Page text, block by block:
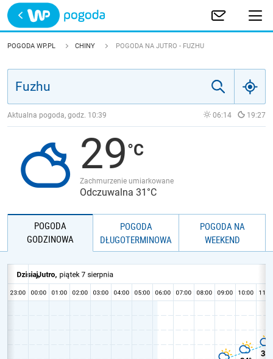
Trwa ładowanie
POLSKA
JAKOŚĆ POWIETRZA
POGODA WP.PL CHINY POGODA NA JUTRO - FUZHU
Aktualna pogoda, godz. 10:39 06:14 19:27
29
Zachmurzenie umiarkowane
Odczuwalna 31°C
POGODA
GODZINOWA
POGODA
DŁUGOTERMINOWA
POGODA NA
WEEKEND